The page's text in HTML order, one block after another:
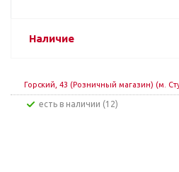
Наличие
Горский, 43 (Розничный магазин) (м.
Есть в наличии (12)